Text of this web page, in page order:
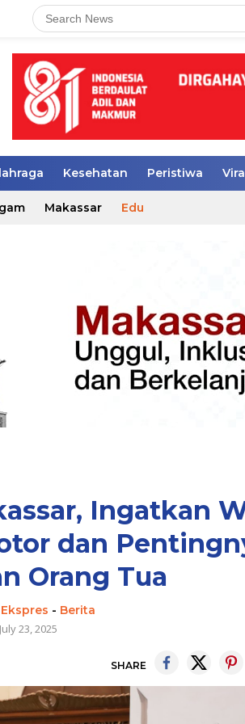
Kesehatan Peristiwa
Makassar Edu
Ingatkan
dan
Orang Tua
- Berita
July 23, 2025
SHARE